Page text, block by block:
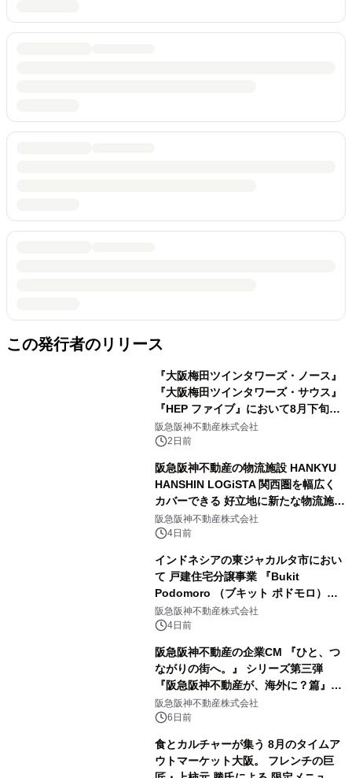
この発行者のリリース
『大阪梅田ツインタワーズ・ノース』
『大阪梅田ツインタワーズ・サウス』
『HEP ファイブ』において8月下旬か
ら 「オフサイト型コーポレートPPA」
による 再生可能エネルギー電力の使用
阪急阪神不動産株式会社
2日前
阪急阪神不動産の物流施設 HANKYU
HANSHIN LOGiSTA 関西圏を幅広く
カバーできる 好立地に新たな物流施設
が誕生 「ロジスタ北伊丹」と「ロジス
タ京都伏見」が 竣工しました
阪急阪神不動産株式会社
4日前
インドネシアの東ジャカルタ市におい
て 戸建住宅分譲事業 『Bukit
Podomoro （ブキット ポドモロ）』
に参画します タウンハウスとショップ
ハウスを合わせた 総戸数432戸のプロ
阪急阪神不動産株式会社
4日前
阪急阪神不動産の企業CM 『ひと、つ
ながりの街へ。』 シリーズ第三弾
『阪急阪神不動産が、海外に？篇』を
8月4日（火）から放映開始 今田美桜
さんがインドネシア・ジャカルタの セ
阪急阪神不動産株式会社
6日前
食とカルチャーが集う 8月のタイムア
ウトマーケット大阪。 フレンチの巨